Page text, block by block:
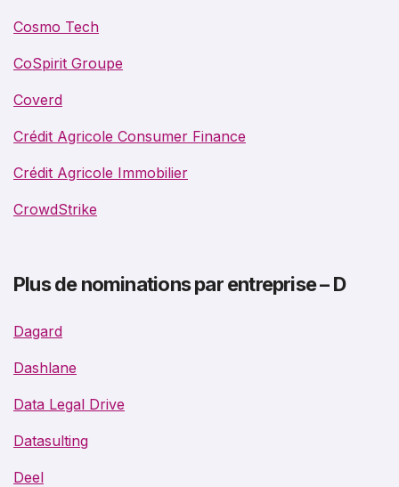
Cosmo Tech
CoSpirit Groupe
Coverd
Crédit Agricole Consumer Finance
Crédit Agricole Immobilier
CrowdStrike
Plus de nominations par entreprise – D
Dagard
Dashlane
Data Legal Drive
Datasulting
Deel